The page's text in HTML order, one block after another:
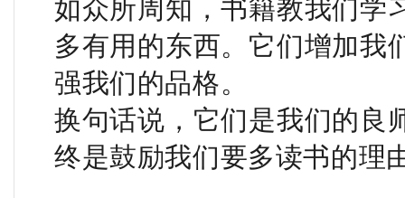
如众所周知，书籍教我们学
多有用的东西。它们增加我
强我们的品格。
换句话说，它们是我们的良
终是鼓励我们要多读书的理